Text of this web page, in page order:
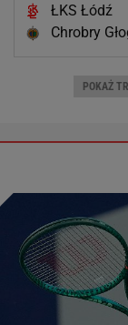
ŁKS Łódź
Chrobry
POKAŻ